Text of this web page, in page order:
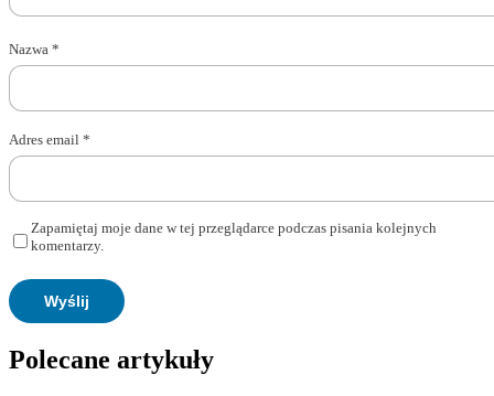
Nazwa *
Adres email *
Zapamiętaj moje dane w tej przeglądarce podczas pisania kolejnych
komentarzy.
Polecane artykuły